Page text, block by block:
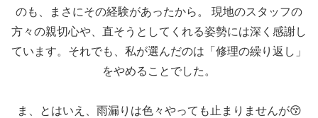
のも、まさにその経験があったから。 現地のスタッフの
方々の親切心や、直そうとしてくれる姿勢には深く感謝し
ています。それでも、私が選んだのは「修理の繰り返し」
をやめることでした。
ま、とはいえ、雨漏りは色々やっても止まりませんが😚